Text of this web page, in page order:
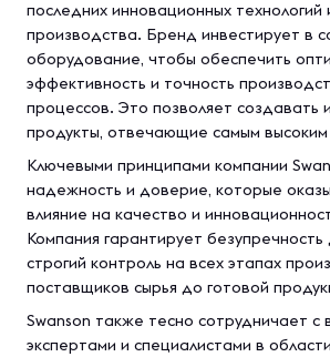
последних инновационных технологий
производства. Бренд инвестирует в
оборудование, чтобы обеспечить
эффективность и точность
процессов. Это позволяет создавать
продукты, отвечающие самым
Ключевыми принципами компании
надежность и доверие, которые
влияние на качество и
Компания гарантирует
строгий контроль на всех этапах
поставщиков сырья до готовой
Swanson также тесно сотрудничает с
экспертами и специалистами в